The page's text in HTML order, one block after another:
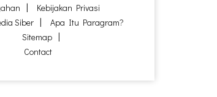
Kebijakan Privasi
Siber
Apa Itu Paragram?
Sitemap
Contact